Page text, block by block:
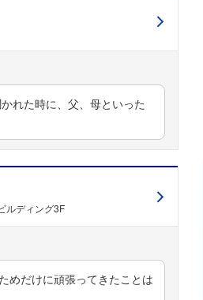
ォローしませんか？
れた時に、父、母といった
ルディング3F
めだけに頑張ってきたことは